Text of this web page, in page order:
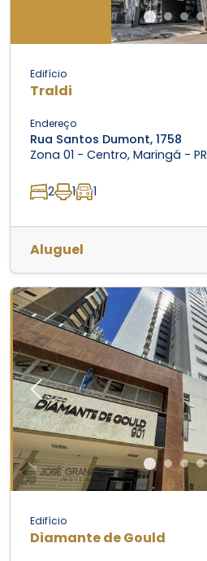
Edifício
Traldi
Endereço
Rua Santos Dumont, 1758
Zona 01 - Centro, Maringá - PR
2 1 1
Aluguel
Previous
Edifício
Diamante de Gould